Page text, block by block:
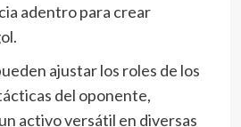
adentro para crear
ajustar los roles de los
del oponente,
activo versátil en diversas